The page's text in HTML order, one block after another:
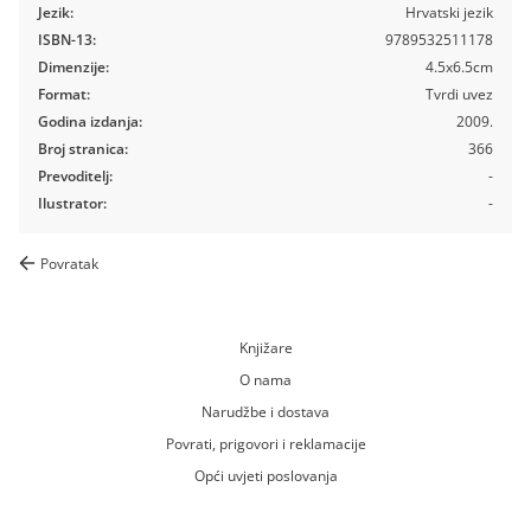
Jezik:
ISBN-13:
Dimenzije:
Format:
Godina izdanja:
Broj stranica:
Prevoditelj:
Ilustrator:
Hrvatski jezik
9789532511178
4.5x6.5cm
Tvrdi uvez
2009.
366
-
-
Povratak
Knjižare
O nama
Narudžbe i dostava
Povrati, prigovori i reklamacije
Opći uvjeti poslovanja